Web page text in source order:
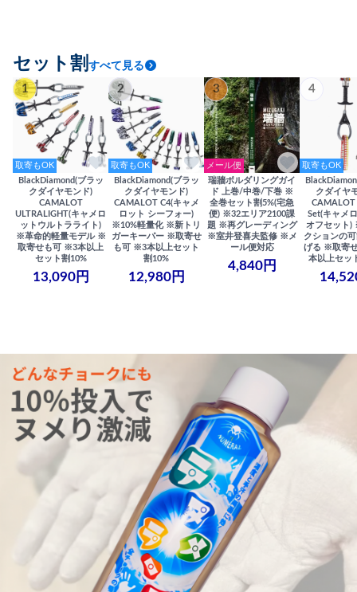
セット割 すべて見る
1
取寄もOK
BlackDiamond(ブラッ
クダイヤモンド)
CAMALOT
ULTRALIGHT(キャメロ
ットウルトラライト)
※革命的軽量モデル ※
取寄せも可 ※3本以上
セット割10%
13,090円
2
取寄もOK
BlackDiamond(ブラッ
クダイヤモンド)
CAMALOT C4(キャメ
ロット シーフォー)
※10%軽量化 ※新トリ
ガーキーパー ※取寄せ
も可 ※3本以上セット
割10%
12,980円
3
メール便
瑞牆ボルダリングガイ
ド 上巻/中巻/下巻 ※
全巻セット割5%(宅急
便) ※32エリア2100課
題 ※再グレーディング
※室井登喜夫監修 ※メ
ール便対応
4,840円
4
取寄もOK
クダイヤ
Set(キャメ
オフセット)
クションの
げる ※取寄
本以上セッ